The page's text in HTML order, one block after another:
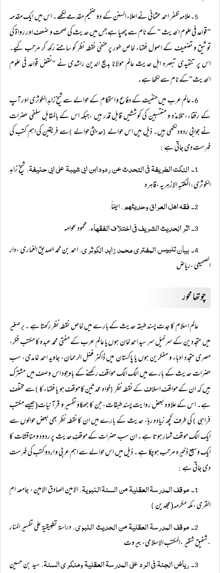
5۔علامہ ظفر احمد عثمانی نے اعلاء السنن کے دو ضخیم مقدمے لکھے ۔ اس میں ایک مقدمہ
"قواعد فی علوم الحدیث " کے نام سے چھپا ہے جس میں حدیث کی صحت و ضعف اور رواۃ کی
توثیق و تضعیف کے اصول فقہاء خاص طور پر حنفی نقطہ نظر کو سامنے رکھ کر مرتب کیے۔
اس پر تنقیدی تبصرہ اہل حدیث عالم مولانا بدیع الدین راشدی نے "نقض قواعد فی علوم
الحدیث"کے نام سے لکھا ہے۔
6۔عالم عرب میں حنفیت کے دفاع و استحکام کے حوالے سے شیخ زاہد الکوثری اور آپ
کے رفقاء،تلامذہ و منتسبین کی کوششیں قابل قدر ہیں ،جبکہ اس کے بالمقابل سلفی حضرات
نے جوابی ردود لکھی ہیں۔ ذیل میں اس حوالے (حدیثی حوالے )سے فریقین کی اہم کتب کی
فہرست دی جاتی ہے :
1۔ النکت الطریفۃ فی التحدث عن ردود ابن ابی شیبۃ علی ابی حنیفۃ،شیخ زاہد
الکوثری، المکتبہ الازہریہ ،قاہرہ
2۔ فقہ اھل العراق وحدیثھم،ایضاً
3۔ اثر الحدیث الشریف فی اختلاف الفقھاء، محمود عوامہ
4۔ بیان تلبیس المفتری محمد زاہد الکوثری،احمد بن محمد الصدیق الغماری ،دار
الصمیعی ،ریاض
چوتھا محور
عالم اسلام کا جدت پسند طبقہ حدیث کے بارے میں خاص نقطہ نظر رکھتا ہے ۔ برصغیر
میں متجددین کے سرخیل سر سید احمد خان ہوں یا عالم عرب کے مفتی محمد عبدہ کا مکتب فکر،
مصری متجدد ادباء و مفکرین ہوں یا پاکستان میں ڈاکٹر فضل الرحمان، جاوید احمد غامدی، سب
حضرات حدیث کے بارے میں الگ الگ مواقف رکھنے کے باوجود اس وصف میں مشترک
ہیں کہ ان کے مواقف اسلاف کے نقطہ نظر (خواہ محدثین کا موقف ہو یا فقہاء کا )سے مختلف
ہے۔ اس کے علاوہ بعض روایت پسند طبقات، جن کا جھکاؤ تفسیر و قرآنیات(جیسے مکتبِ
فراہی )کی طرف کچھ زیادہ رہا، حدیث کے بارے میں ان کا نقطہ نظر بھی بعض حوالوں سے
ایک الگ موقف شمار ہوتا ہے ۔ ان سب حضرات کے موقفِ حدیث پر ردود و مناقشات کا
ایک وسیع ذخیرہ مرتب ہوچکا ہے ۔ ذیل میں اس حوالے سے اہم عربی و اردو کتب کی فہرست
دی جاتی ہے :
1۔ موقف المدرسۃ العقلیۃ من السنۃ النبویۃ،الامین الصادق الامین ، جامعہ ام
القری ،مکہ مکرمہ(مجلدین )
2۔ موقف المدرسۃ العقلیۃ من الحدیث النبوی،دراسۃ تطبیقیۃ علی تفسیر المنار
،شفیق شقیر ،المکتب الاسلامی، بیروت
3۔ ریاض الجنۃ فی الرد علی المدرسۃ العقلیۃ ومنکری السنۃ،سید بن حسین